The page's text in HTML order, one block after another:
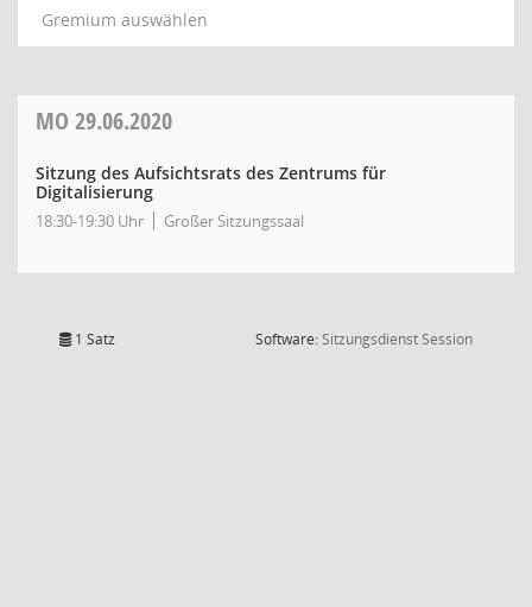
Gremium auswählen
MO 29.06.2020
Sitzung des Aufsichtsrats des Zentrums für
Digitalisierung
18:30-19:30 Uhr Großer Sitzungssaal
1 Satz Software:SitzungsdienstSession(Wird in